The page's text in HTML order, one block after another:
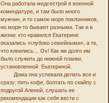
Она работала медсестрой в военной
комендатуре, и там было много
мужчин, и то самое море поклонников,
но моря-то бывают разными. Так и в
жизни: кто нравился Екатерине
оказались «глубоко семейными», а те,
что клеились… Ох! Как же долго им
было служить до нижней планки,
установленной Екатериной.
Дома она успевала делать все и
сразу: пить кофе, болтать по скайпу с
подругой Аленой, слушать ее
рекомендации как себя вести с